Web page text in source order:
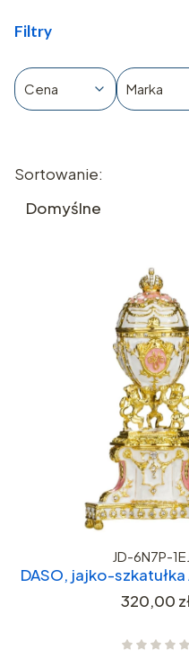
Filtry
Cena Marka
Lista
Sortowanie:
Domyślne
JD-6N7P-
DASO, jajko-szkatułka
Cena
320,00